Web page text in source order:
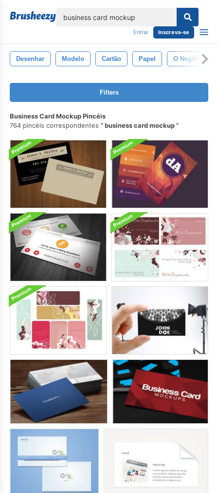
Entrar Inscreva-se
Desenhar Modelo Cartão Papel O Negócio
Filters
Business Card Mockup Pincéis
764 pincéis correspondentes
business card mockup